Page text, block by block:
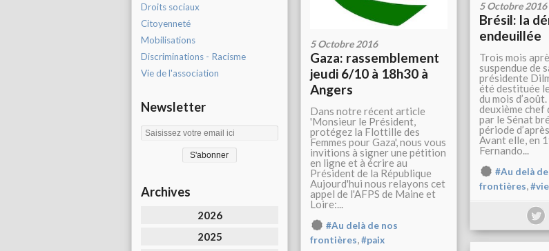
Droits sociaux
Citoyenneté
Mobilisations
Discriminations - Racisme
Vie de l'association
Newsletter
Archives
2026
2025
5 Octobre 2016
Gaza: rassemblement
jeudi 6/10 à 18h30 à
Angers
Dans notre récent article
'Monsieur le Président,
protégez la Flottille des
Femmes pour Gaza', nous vous
invitions à signer une pétition
en ligne et à écrire au
Président de la République
Aujourd'hui nous relayons cet
appel de l'AFPS de Maine et
Loire:...
#Au delà de nos
frontières,#paix
5 Octobre 2016
Brésil: la
endeuillée
Trois mois
suspendue de
présidente
été destituée
du mois
deuxième chef
par le Sénat
période
Avant elle, en
Fernando...
#Au delà
frontières,